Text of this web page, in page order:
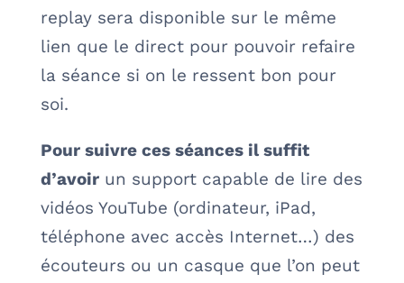
replay sera disponible sur le même
lien que le direct pour pouvoir refaire
la séance si on le ressent bon pour
soi.
Pour suivre ces séances il suffit
d’avoirun support capable de lire des
vidéos YouTube (ordinateur, iPad,
téléphone avec accès Internet…) des
écouteurs ou un casque que l’on peut